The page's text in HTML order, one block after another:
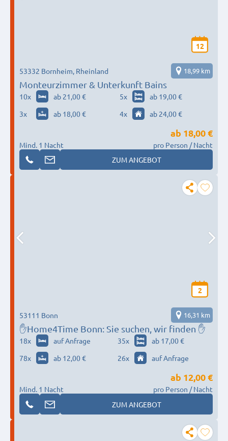
12
Monteurzimmer & Unterkunft Bains
53332 Bornheim, Rheinland 18,99 km
10x ab 21,00 € 5x
ab 19,00 €
3x ab 18,00 € 4x ab 24,00 €
Mind. 1 Nacht
ab 18,00 €
pro Person / Nacht
ZUM ANGEBOT
2
✋Home4Time Bonn: Sie suchen, wir finden ✋
53111 Bonn 16,31 km
18x auf Anfrage 35x
ab 17,00 €
78x ab 12,00 € 26x auf Anfrage
Mind. 1 Nacht
ab 12,00 €
pro Person / Nacht
ZUM ANGEBOT